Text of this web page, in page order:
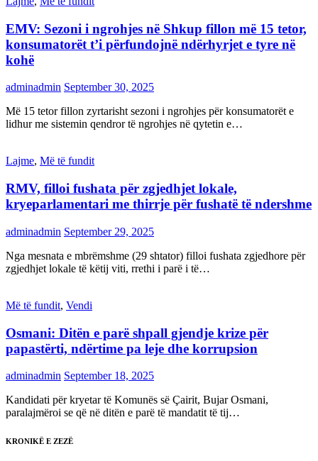
EMV: Sezoni i ngrohjes në Shkup fillon më 15 tetor,
konsumatorët t’i përfundojnë ndërhyrjet e tyre në
kohë
adminadmin September 30, 2025
Më 15 tetor fillon zyrtarisht sezoni i ngrohjes për konsumatorët e
lidhur me sistemin qendror të ngrohjes në qytetin e…
Lajme, Më të fundit
RMV, filloi fushata për zgjedhjet lokale,
kryeparlamentari me thirrje për fushatë të ndershme
adminadmin September 29, 2025
Nga mesnata e mbrëmshme (29 shtator) filloi fushata zgjedhore për
zgjedhjet lokale të këtij viti, rrethi i parë i të…
Më të fundit, Vendi
Osmani: Ditën e parë shpall gjendje krize për
papastërti, ndërtime pa leje dhe korrupsion
adminadmin September 18, 2025
Kandidati për kryetar të Komunës së Çairit, Bujar Osmani,
paralajmëroi se që në ditën e parë të mandatit të tij…
KRONIKË E ZEZË